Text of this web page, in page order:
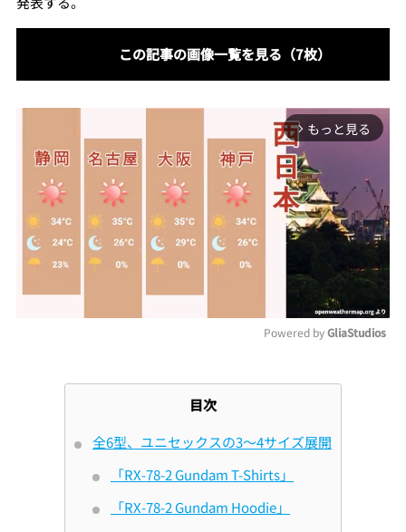
この記事の画像一覧を見る（7枚）
arrow_forward_ios もっと見る
Powered by GliaStudios
目次
全6型、ユニセックスの3～4サイズ展開
「RX-78-2 Gundam T-Shirts」
「RX-78-2 Gundam Hoodie」